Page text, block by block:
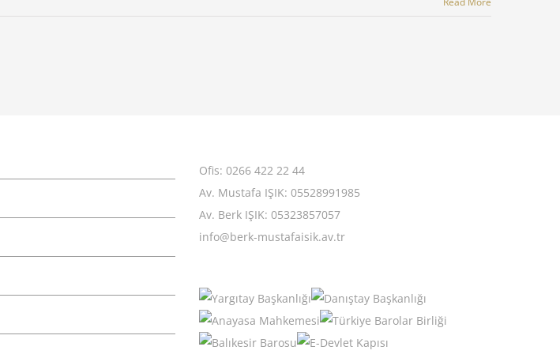
Ofis: 0266 422 22 44
Av. Mustafa IŞIK: 05528991985
Av. Berk IŞIK: 05323857057
info@berk-mustafaisik.av.tr